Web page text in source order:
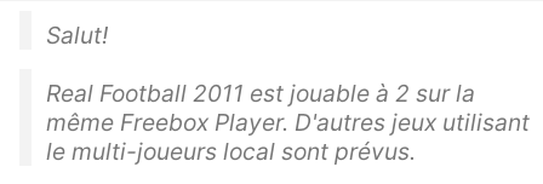
Salut!
Real Football 2011 est jouable à 2 sur la
même Freebox Player. D'autres jeux utilisant
le multi-joueurs local sont prévus.